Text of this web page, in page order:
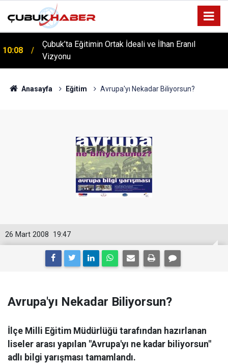
10:08
Çubuk’ta Eğitimin Ortak İdeali ve İlhan Eranıl
Vizyonu
12:06
ÇUBUK’TA ‘YAZA MERHABA’ COŞKUSU: Kursiyerler
Gönüllerince Eğlendi!
Anasayfa Eğitim Avrupa'yı Nekadar Biliyorsun?
19:47
26 Mart 2008
Avrupa'yı Nekadar Biliyorsun?
İlçe Milli Eğitim Müdürlüğü tarafından hazırlanan
liseler arası yapılan "Avrupa'yı ne kadar biliyorsun"
adlı bilgi yarışması tamamlandı.